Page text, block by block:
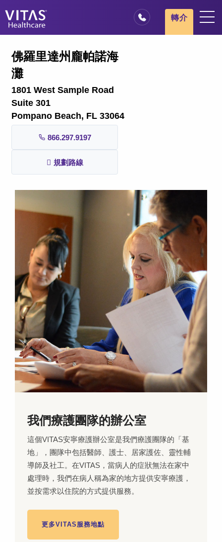
安寧療護基本概述
家庭與照顧者
轉介
佛羅里達州龐帕諾海
灘
1801 West Sample Road
Suite 301
Pompano Beach, FL 33064
866.297.9197
規劃路線
我們療護團隊的辦公室
這個VITAS安寧療護辦公室是我們療護團隊的「基
地」，團隊中包括醫師、護士、居家護佐、靈性輔
導師及社工。在VITAS，當病人的症狀無法在家中
處理時，我們在病人稱為家的地方提供安寧療護，
並按需求以住院的方式提供服務。
更多VITAS服務地點